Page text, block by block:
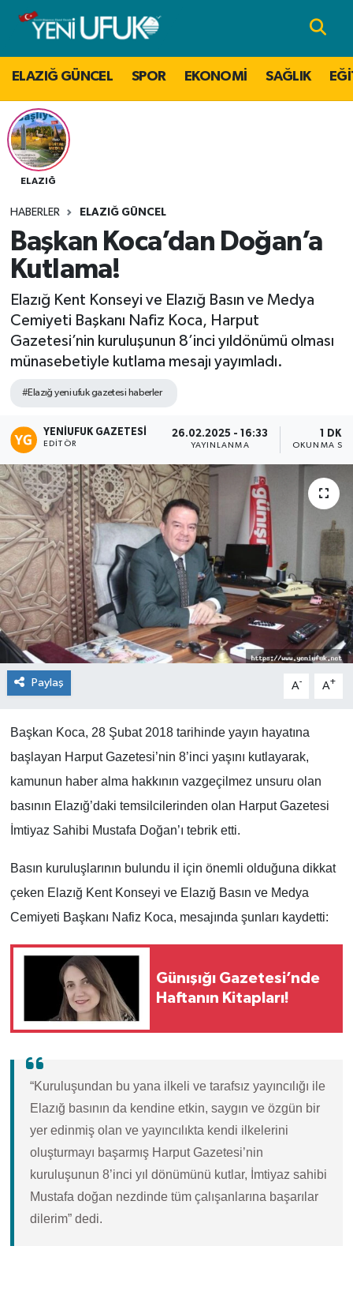
ELAZIĞ GÜNCEL SPOR EKONOMİ SAĞLIK
ELAZIĞ
HABERLER ELAZIĞ GÜNCEL
Başkan Koca’dan Doğan’a
Kutlama!
Elazığ Kent Konseyi ve Elazığ Basın ve Medya
Cemiyeti Başkanı Nafiz Koca, Harput
Gazetesi’nin kuruluşunun 8’inci yıldönümü olması
münasebetiyle kutlama mesajı yayımladı.
#Elazığ yeni ufuk gazetesi haberler
YENIUFUK GAZETESI
EDITÖR
26.02.2025 - 16:33
YAYINLANMA
1 DK
OKUNMA
Paylaş A- A+
Başkan Koca, 28 Şubat 2018 tarihinde yayın hayatına
başlayan Harput Gazetesi’nin 8’inci yaşını kutlayarak,
kamunun haber alma hakkının vazgeçilmez unsuru olan
basının Elazığ’daki temsilcilerinden olan Harput Gazetesi
İmtiyaz Sahibi Mustafa Doğan’ı tebrik etti.
Basın kuruluşlarının bulundu il için önemli olduğuna dikkat
çeken Elazığ Kent Konseyi ve Elazığ Basın ve Medya
Cemiyeti Başkanı Nafiz Koca, mesajında şunları kaydetti:
Günışığı Gazetesi’nde
Haftanın Kitapları!
“Kuruluşundan bu yana ilkeli ve tarafsız yayıncılığı ile
Elazığ basının da kendine etkin, saygın ve özgün bir
yer edinmiş olan ve yayıncılıkta kendi ilkelerini
oluşturmayı başarmış Harput Gazetesi’nin
kuruluşunun 8’inci yıl dönümünü kutlar, İmtiyaz sahibi
Mustafa doğan nezdinde tüm çalışanlarına başarılar
dilerim” dedi.
Nöbetçi Eczaneler
Hava Durumu
Namaz Vakitleri
Trafik Durumu
Tüm Manşetler
Son Dakika Haberleri
Haber Arşivi